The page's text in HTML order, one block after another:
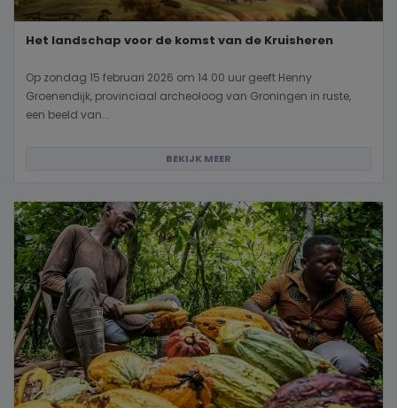
Het landschap voor de komst van de Kruisheren
Op zondag 15 februari 2026 om 14.00 uur geeft Henny
Groenendijk, provinciaal archeoloog van Groningen in ruste,
een beeld van...
BEKIJK MEER